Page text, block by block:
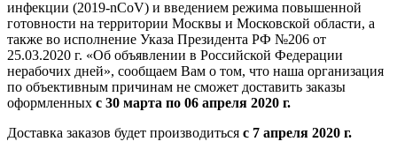
инфекции (2019-nCoV) и введением режима повышенной
готовности на территории Москвы и Московской области, а
также во исполнение Указа Президента РФ №206 от
25.03.2020 г. «Об объявлении в Российской Федерации
нерабочих дней», сообщаем Вам о том, что наша организация
по объективным причинам не сможет доставить заказы
оформленных с 30 марта по 06 апреля 2020 г.
Доставка заказов будет производиться с 7 апреля 2020 г.